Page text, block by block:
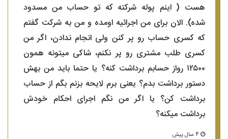
هست ( اینم پوله شرکته که تو حساب من مسدود
شده). الان برای من اجرائیه اومده و من به شرکت گفتم
که کسری حساب رو پر کنن ولی انجام ندادن، اگر من
کسری طلب مشتری رو پر نکنم، شاکی میتونه همون
۱۲۵۰۰ رو‌از حسابم برداشت کنه؟ یا حتما باید من بهش
دستور برداشت بدم؟ یعنی برم لایحه بزنم بگم از حساب
برداشت کن؟ یا اگر من نگم اجرای احکام خودش
برداشت میکنه؟